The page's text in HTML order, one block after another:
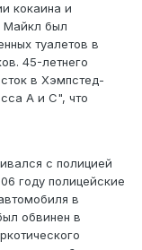
кокаина и
Майкл был
туалетов в
45-летнего
в Хэмпстед-
А и C", что
с полицией
году полицейские
в
обвинен в